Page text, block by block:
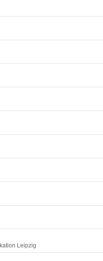
Leipzig